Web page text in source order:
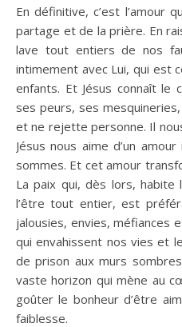
En définitive, c’est l’amour
partage et de la prière. En
lave tout entiers de nos
intimement avec Lui, qui est
enfants. Et Jésus connaît le
ses peurs, ses
et ne rejette personne. Il
Jésus nous aime d’un
sommes. Et cet amour
La paix qui, dès lors, habite
l’être tout entier, est
jalousies, envies, méfiances
qui envahissent nos vies et
de prison aux murs
vaste horizon qui mène au
goûter le bonheur d’être
faiblesse.